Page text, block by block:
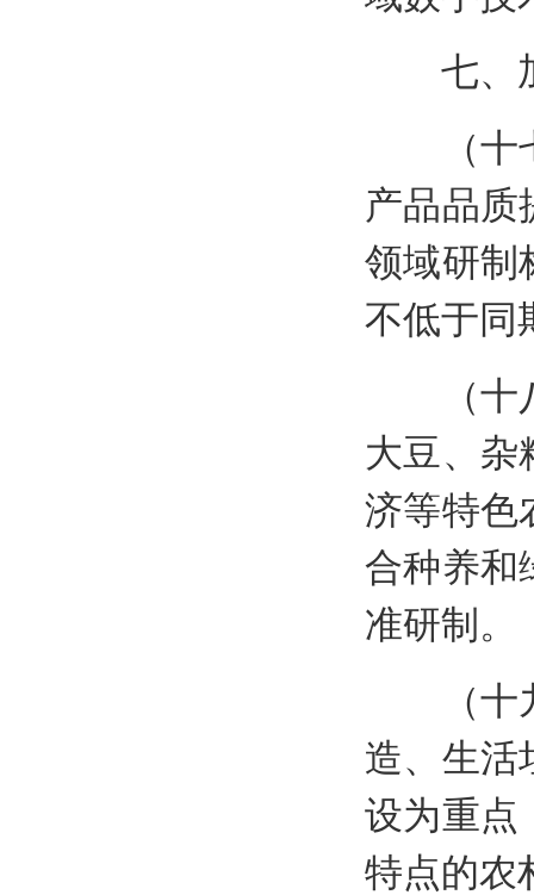
七、加
（十七
产品品质
领域研制
不低于同
（十八
大豆、杂
济等特色
合种养和
准研制。
（十九
造、生活
设为重点
特点的农